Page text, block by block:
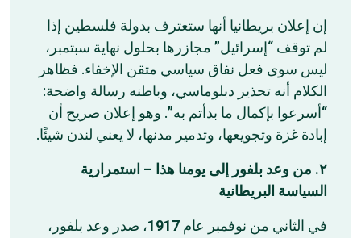
إن إعلان بريطانيا أنها ستعترف بدولة فلسطين إذا
لم توقف “إسرائيل” مجازرها بحلول نهاية سبتمبر،
ليس سوى فعل نفاق سياسي متقن الإخفاء. فظاهر
الكلام أنه تحذير دبلوماسي، وباطنه رسالة واضحة:
“أسرعوا بإكمال ما بدأتم به”. وهو إعلان صريح أن
إبادة غزة وتجويعها، وتدمير مدنها، لا يعني لندن شيئًا.
٢. من وعد بلفور إلى يومنا هذا – استمرارية
السياسة البريطانية
في الثاني من نوفمبر عام 1917، صدر وعد بلفور،